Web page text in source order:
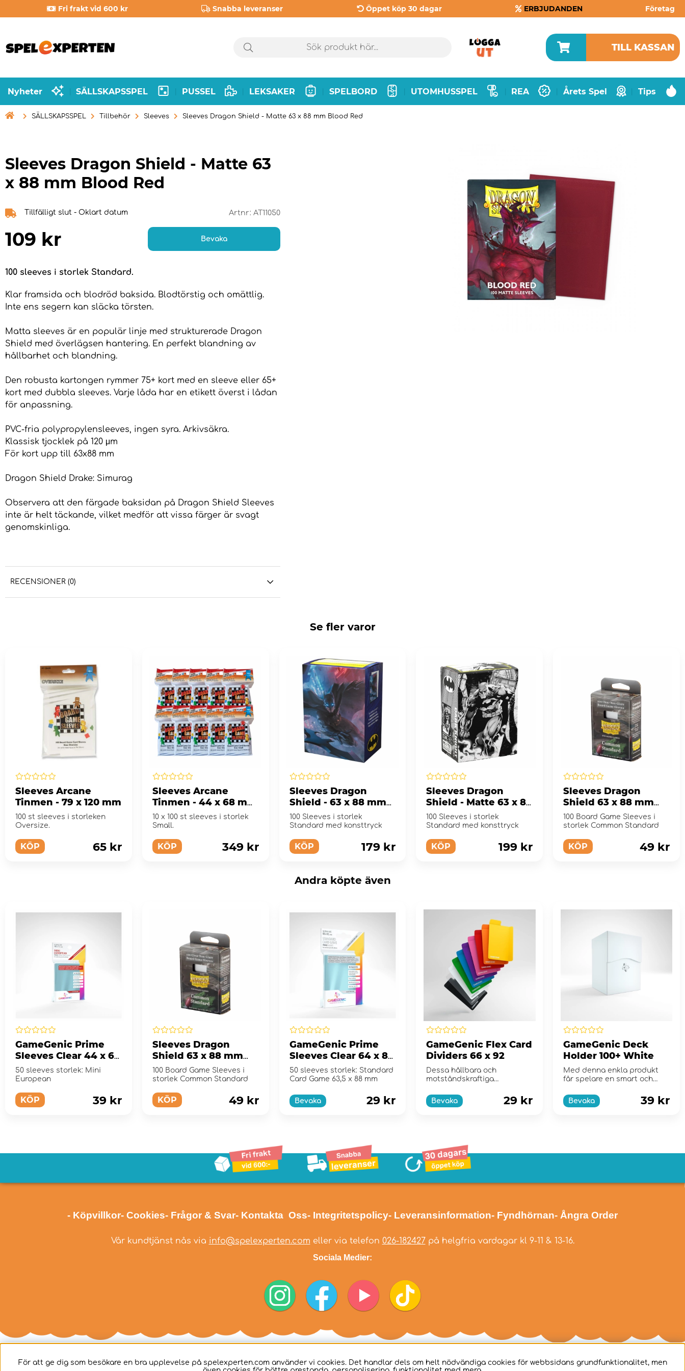
Fri frakt vid 600 kr Snabba leveranser Öppet köp 30 dagar ERBJUDANDEN Företag
TILL KASSAN
Nyheter SÄLLSKAPSSPEL PUSSEL LEKSAKER SPELBORD UTOMHUSSPEL REA Årets Spel Tips
 SÄLLSKAPSSPEL Tillbehör Sleeves Sleeves Dragon Shield - Matte 63 x 88 mm Blood Red
Sleeves Dragon Shield - Matte 63
x 88 mm Blood Red
Tillfälligt slut - Oklart datum Artnr: AT11050
109 kr Bevaka
100 sleeves i storlek Standard.
Klar framsida och blodröd baksida. Blodtörstig och omättlig.
Inte ens segern kan släcka törsten.
Matta sleeves är en populär linje med strukturerade Dragon
Shield med överlägsen hantering. En perfekt blandning av
hållbarhet och blandning.
Den robusta kartongen rymmer 75+ kort med en sleeve eller 65+
kort med dubbla sleeves. Varje låda har en etikett överst i lådan
för anpassning.
PVC-fria polypropylensleeves, ingen syra. Arkivsäkra.
Klassisk tjocklek på 120 μm
För kort upp till 63x88 mm
Dragon Shield Drake: Simurag
Observera att den färgade baksidan på Dragon Shield Sleeves
inte är helt täckande, vilket medför att vissa färger är svagt
genomskinliga.
RECENSIONER (0)
Se fler varor
Sleeves Arcane
Tinmen - 79 x 120 mm
100 st sleeves i storleken
Oversize.
KÖP 65 kr
Sleeves Arcane
Tinmen - 44 x 68 mm
10 pack
10 x 100 st sleeves i storlek
Small.
KÖP 349 kr
Sleeves Dragon
Shield - 63 x 88 mm
Batman Series 1
100 Sleeves i storlek
Standard med konsttryck
KÖP 179 kr
Sleeves Dragon
Shield - Matte 63 x 88
mm Dark Knight
100 Sleeves i storlek
Standard med konsttryck
KÖP 199 kr
Sleeves Dragon
Shield 63 x 88 mm
Clear/Non-Glare
100 Board Game Sleeves i
storlek Common Standard
KÖP 49 kr
Andra köpte även
GameGenic Prime
Sleeves Clear 44 x 69
mm
50 sleeves storlek: Mini
European
KÖP 39 kr
Sleeves Dragon
Shield 63 x 88 mm
Clear/Non-Glare
100 Board Game Sleeves i
storlek Common Standard
KÖP 49 kr
GameGenic Prime
Sleeves Clear 64 x 89
mm
50 sleeves storlek: Standard
Card Game 63,5 x 88 mm
Bevaka 29 kr
GameGenic Flex Card
Dividers 66 x 92
Dessa hållbara och
motståndskraftiga
upp näst...
Bevaka 29 kr
GameGenic Deck
Holder 100+ White
Med denna enkla produkt
får spelare en smart och
Bevaka
39 kr
- Köpvillkor- Cookies- Frågor & Svar- Kontakta Oss- Integritetspolicy- Leveransinformation- Fyndhörnan- Ångra Order
Vår kundtjänst nås via info@spelexperten.com eller via telefon 026-182427på helgfria vardagar kl 9-11 & 13-16.
Sociala Medier:
För att ge dig som besökare en bra upplevelse på spelexperten.com använder vi cookies. Det handlar dels om helt nödvändiga cookies för webbsidans grundfunktionalitet, men